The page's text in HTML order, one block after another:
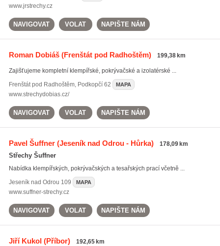
www.jrstrechy.cz
NAVIGOVAT VOLAT NAPIŠTE NÁM
Roman Dobiáš(Frenštát pod Radhoštěm) 199,38 km
Zajišťujeme kompletní klempířské, pokrývačské a izolatérské ...
Frenštát pod Radhoštěm, Podkopčí 62 MAPA
www.strechydobias.cz/
NAVIGOVAT VOLAT NAPIŠTE NÁM
Pavel Šuffner(Jeseník nad Odrou - Hůrka) 178,09 km
Střechy Šuffner
Nabídka klempířských, pokrývačských a tesařských prací včetně ...
Jeseník nad Odrou 109 MAPA
www.suffner-strechy.cz
NAVIGOVAT VOLAT NAPIŠTE NÁM
Jiří Kukol(Příbor) 192,65 km